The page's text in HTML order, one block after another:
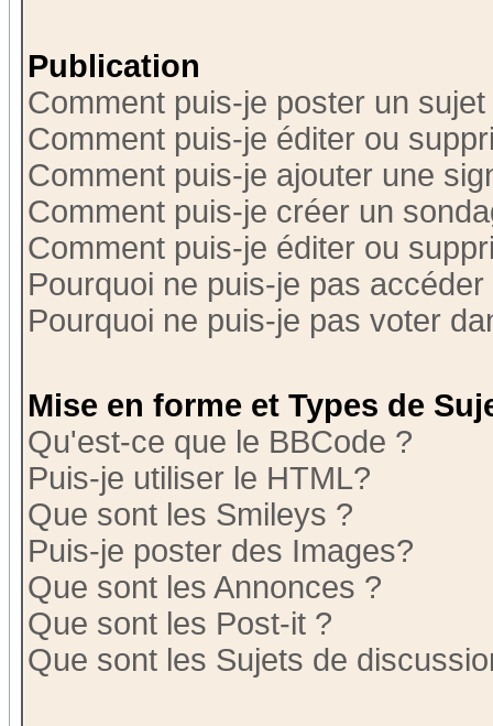
Publication
Comment puis-je poster un
Comment puis-je éditer ou
Comment puis-je ajouter une
Comment puis-je créer un
Comment puis-je éditer ou
Pourquoi ne puis-je pas
Pourquoi ne puis-je pas voter
Mise en forme et Types de
Qu'est-ce que le BBCode ?
Puis-je utiliser le HTML?
Que sont les Smileys ?
Puis-je poster des Images?
Que sont les Annonces ?
Que sont les Post-it ?
Que sont les Sujets de